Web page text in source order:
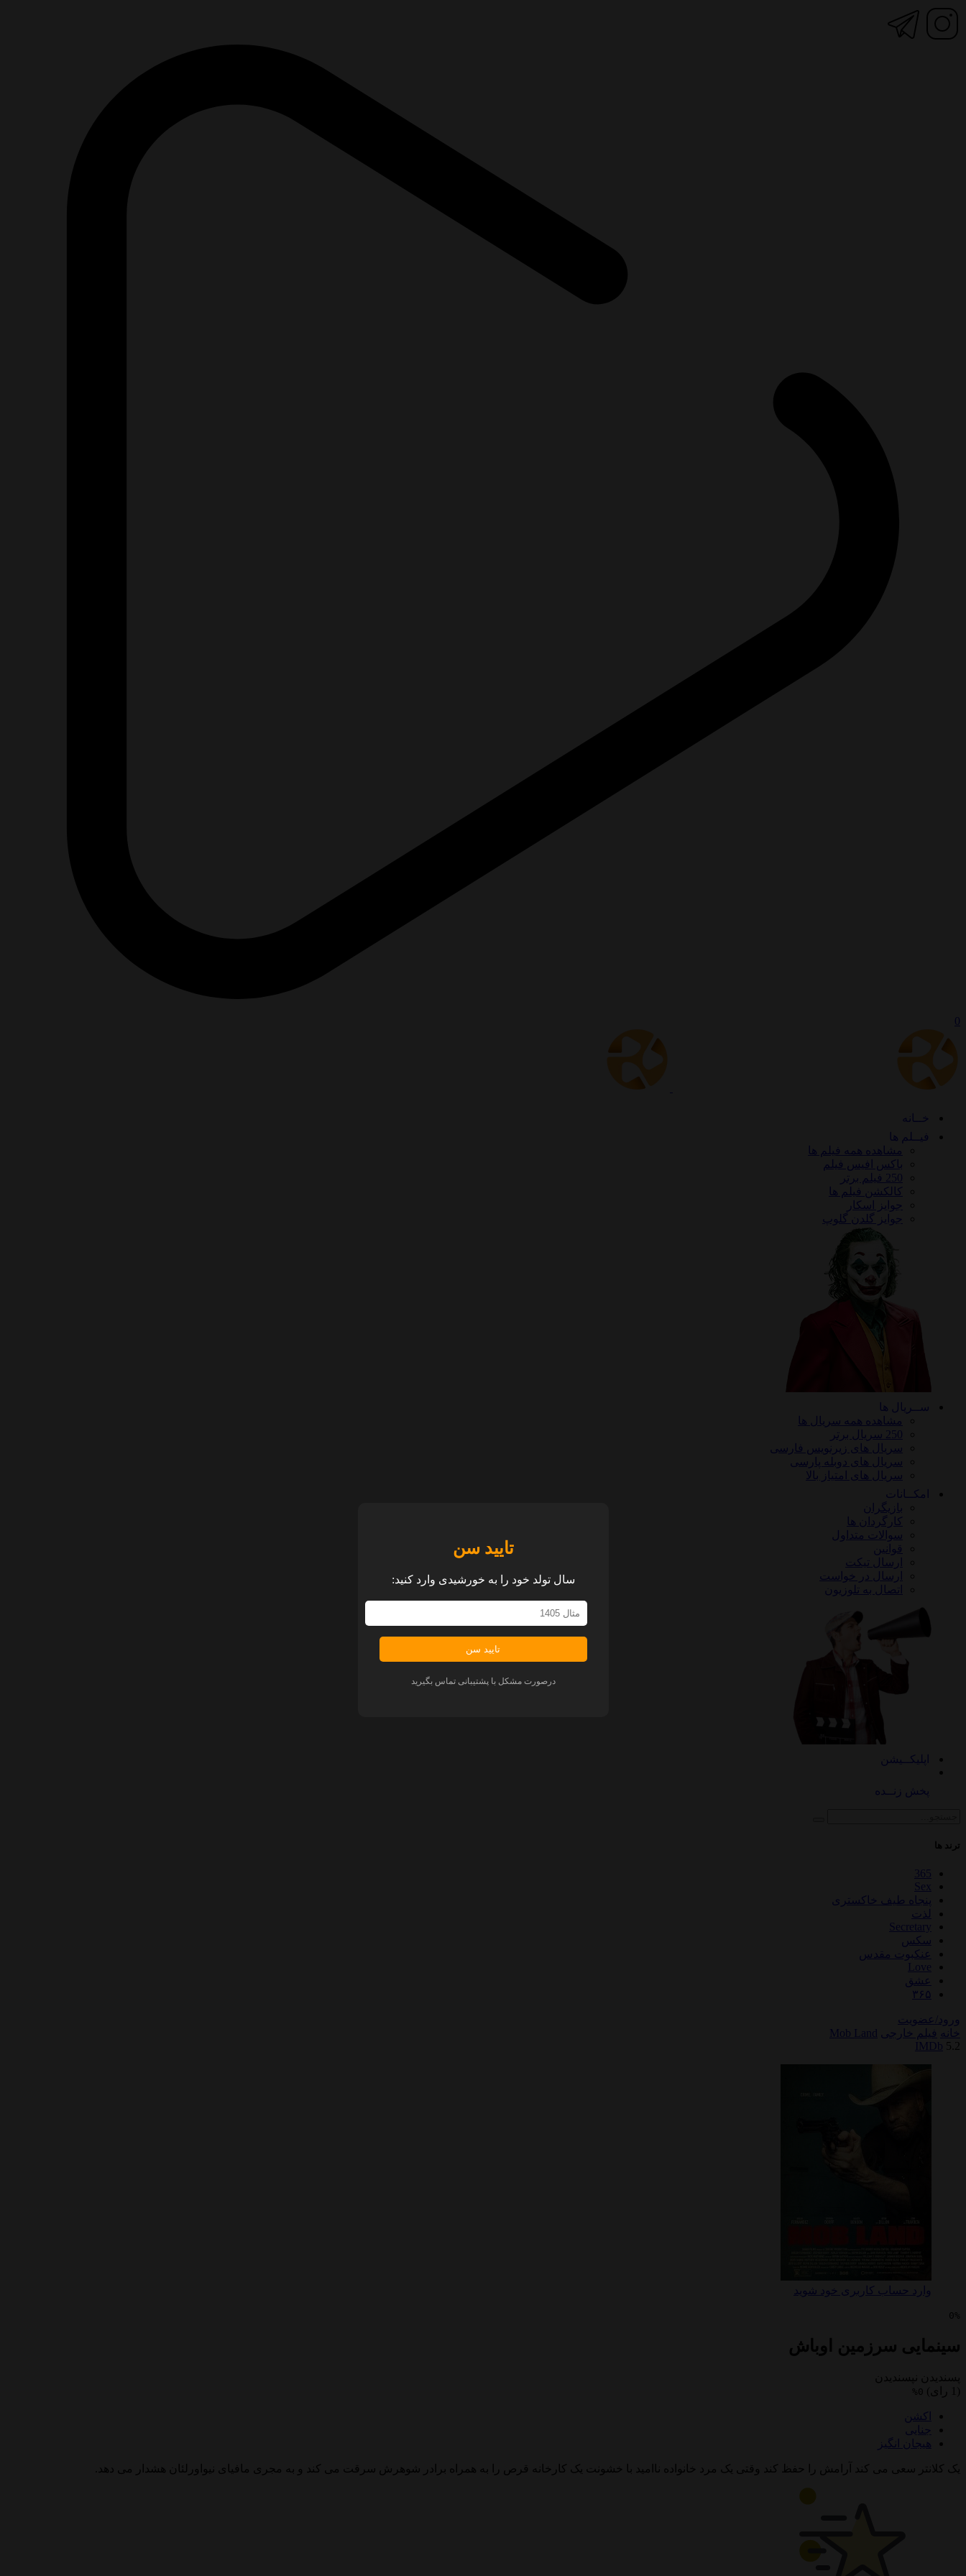
0
خــانه
فیــلم ها
مشاهده همه فیلم ها
باکس افیس فیلم
250 فیلم برتر
کالکشن فیلم ها
جوایز اسکار
جوایز گلدن گلوپ
ســریال ها
مشاهده همه سریال ها
250 سریال برتر
سریال های زیرنویس فارسی
سریال های دوبله پارسی
سریال های امتیاز بالا
امکــانات
بازیگران
کارگردان ها
سوالات متداول
قوانین
ارسال تیکت
ارسال در خواست
اتصال به تلوزیون
اپلیکــیشن
پخش زنــده
ترند ها
365
Sex
پنجاه طیف خاکستری
لذت
Secretary
سکس
عنکبوت مقدس
Love
عشق
۳۶۵
ورود/عضویت
تایید سن
سال تولد خود را به خورشیدی وارد کنید:
تایید سن
درصورت مشکل با پشتیبانی تماس بگیرید
خانه فیلم خارجی
Mob Land
IMDb 5.2
وارد حساب کاربری خود شوید
0%
سینمایی سرزمین اوباش
پسندیدن
نپسندیدن
(1 رای)
0%
اکشن
جنایی
هیجان انگیز
یک کلانتر سعی می کند آرامش را حفظ کند وقتی یک مرد خانواده ناامید با خشونت یک کارخانه قرص را به همراه برادر شوهرش سرقت می کند و به مجری مافیای نیواورلئان هشدار می دهد.